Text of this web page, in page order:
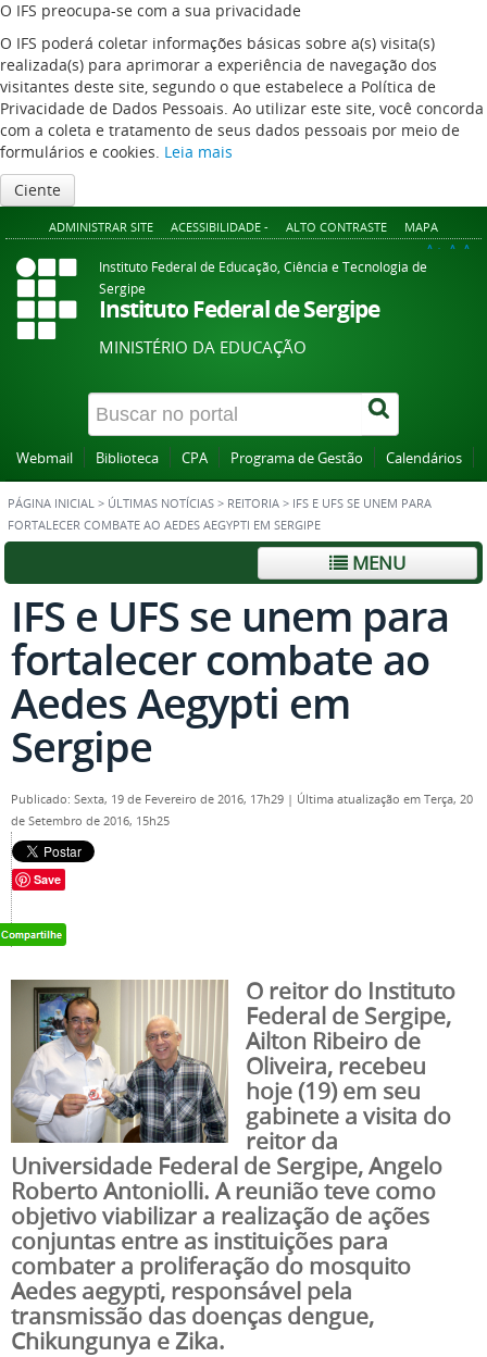
O IFS preocupa-se com a sua privacidade
O IFS poderá coletar informações básicas sobre a(s) visita(s)
realizada(s) para aprimorar a experiência de navegação dos
visitantes deste site, segundo o que estabelece a Política de
Privacidade de Dados Pessoais. Ao utilizar este site, você concorda
com a coleta e tratamento de seus dados pessoais por meio de
formulários e cookies. Leia mais
Ciente
ADMINISTRAR SITE ACESSIBILIDADE - ALTO CONTRASTE MAPA
A+ A A-
Instituto Federal de Educação, Ciência e Tecnologia de
Sergipe
Instituto Federal de Sergipe
MINISTÉRIO DA EDUCAÇÃO
Webmail Biblioteca CPA Programa de Gestão Calendários
PÁGINA INICIAL > ÚLTIMAS NOTÍCIAS > REITORIA > IFS E UFS SE UNEM PARA
FORTALECER COMBATE AO AEDES AEGYPTI EM SERGIPE
MENU
IFS e UFS se unem para
fortalecer combate ao
Aedes Aegypti em
Sergipe
Publicado: Sexta, 19 de Fevereiro de 2016, 17h29 | Última atualização em Terça, 20
de Setembro de 2016, 15h25
Save
O reitor do Instituto
Federal de Sergipe,
Ailton Ribeiro de
Oliveira, recebeu
hoje (19) em seu
gabinete a visita do
reitor da
Universidade Federal de Sergipe, Angelo
Roberto Antoniolli. A reunião teve como
objetivo viabilizar a realização de ações
conjuntas entre as instituições para
combater a proliferação do mosquito
Aedes aegypti, responsável pela
transmissão das doenças dengue,
Chikungunya e Zika.